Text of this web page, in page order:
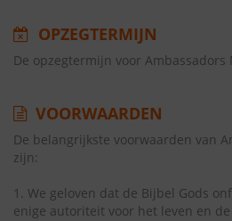
OPZEGTERMIJN
De opzegtermijn voor
VOORWAARDEN
De belangrijkste voorwaarden van
zijn:
1. We geloven dat de Bijbel Gods
enige autoriteit voor het leven en